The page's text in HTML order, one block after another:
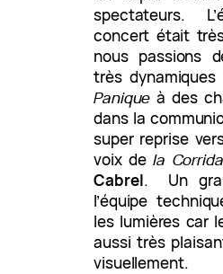
spectateurs.
concert était
nous passions
très
Panique à des
dans la
super reprise
voix dela Corrida
Cabrel. Un
l’équipe
les lumières car
aussi très
visuellement.